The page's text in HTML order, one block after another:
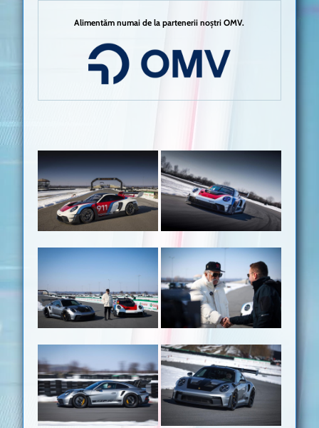
Alimentăm numai de la partenerii noștri OMV.